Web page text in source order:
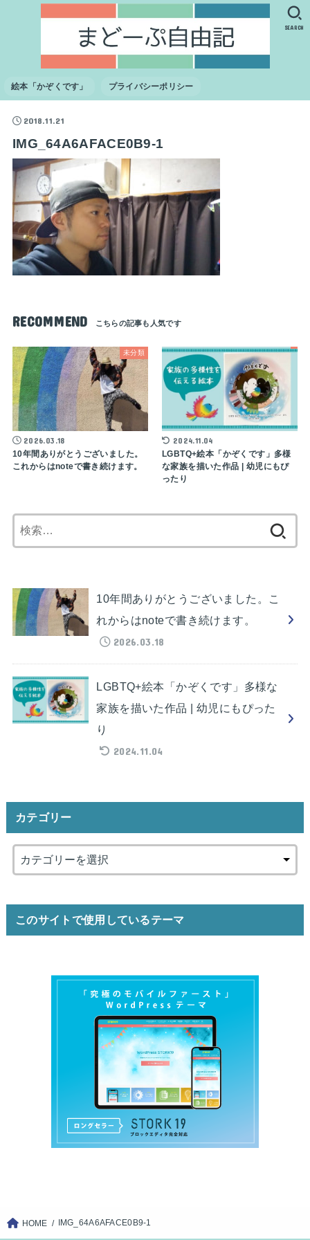
絵本「かぞくです」 プライバシーポリシー
SEARCH
2018.11.21
IMG_64A6AFACE0B9-1
RECOMMEND
未分類
2026.03.18
10年間ありがとうございました。
これからはnoteで書き続けます。
2024.11.04
LGBTQ+絵本「かぞくです」多様
な家族を描いた作品 | 幼児にもぴ
ったり
索:
10年間ありがとうございました。こ
れからはnoteで書き続けます。
2026.03.18
LGBTQ+絵本「かぞくです」多様な
家族を描いた作品 | 幼児にもぴった
り
2024.11.04
カテゴリー
このサイトで使用しているテーマ
HOME IMG_64A6AFACE0B9-1